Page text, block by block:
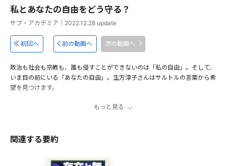
私とあなたの自由をどう守る？
サブ・アカデミア 2022.12.28 update
初回へ 前の動画へ 次の動画へ
政治も社会も宗教も、誰も侵すことができないのは「私の自由」。そして、
いま目の前にいる「あなたの自由」。生方淳子さんはサルトルの言葉から希
望を見つけます。
サルトルが鳴らす現代への警鐘
02:21 「自由」を殺した先にある社会とは？
もっと見る
関連する要約